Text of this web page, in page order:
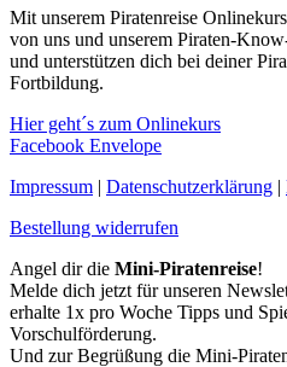
Mit unserem Piratenreise
von uns und unserem Piraten-
und unterstützen dich bei deiner
Fortbildung.
Hier geht´s zum Onlinekurs
Facebook Envelope
Impressum | Datenschutzerklärung |
Bestellung widerrufen
Angel dir die Mini-Piratenreise!
Melde dich jetzt für unseren
erhalte 1x pro Woche Tipps und
Vorschulförderung.
Und zur Begrüßung die Mini-